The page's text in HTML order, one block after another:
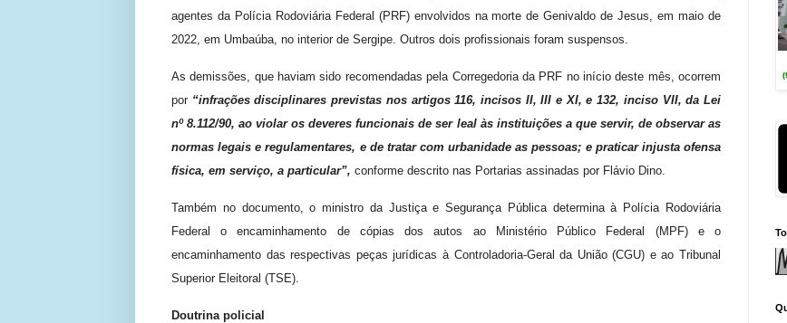
agentes da Polícia Rodoviária Federal (PRF) envolvidos na morte de Genivaldo de Jesus, em maio de
2022, em Umbaúba, no interior de Sergipe. Outros dois profissionais foram suspensos.
As demissões, que haviam sido recomendadas pela Corregedoria da PRF no início deste mês, ocorrem
por “infrações disciplinares previstas nos artigos 116, incisos II, III e XI, e 132, inciso VII, da Lei
nº 8.112/90, ao violar os deveres funcionais de ser leal às instituições a que servir, de observar as
normas legais e regulamentares, e de tratar com urbanidade as pessoas; e praticar injusta ofensa
física, em serviço, a particular”, conforme descrito nas Portarias assinadas por Flávio Dino.
Também no documento, o ministro da Justiça e Segurança Pública determina à Polícia Rodoviária
Federal o encaminhamento de cópias dos autos ao Ministério Público Federal (MPF) e o
encaminhamento das respectivas peças jurídicas à Controladoria-Geral da União (CGU) e ao Tribunal
Superior Eleitoral (TSE).
Doutrina policial